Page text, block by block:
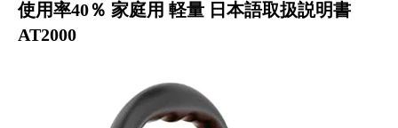
使用率40％ 家庭用 軽量 日本語取扱説明書
AT2000